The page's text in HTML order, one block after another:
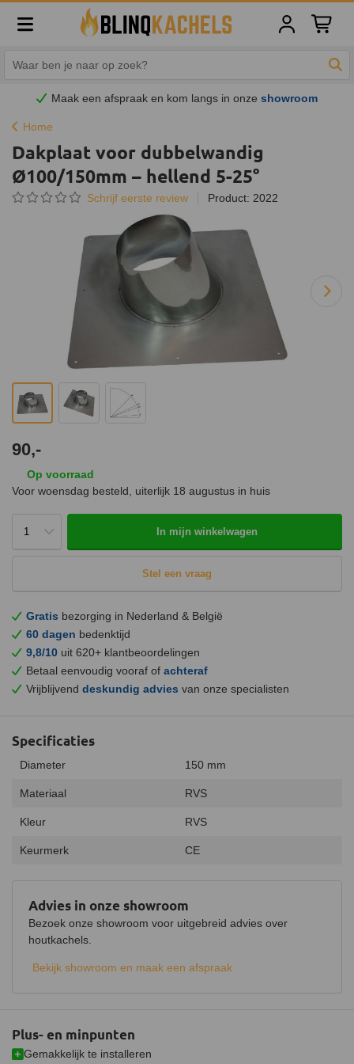
Maak een afspraak en kom langs in onzeshowroom
Home
Dakplaat voor dubbelwandig
Ø100/150mm – hellend 5-25°
Schrijf eerste review Product: 2022
90,-
Op voorraad
Voor woensdag besteld, uiterlijk 18 augustus in huis
In mijn winkelwagen
Stel een vraag
Gratis bezorging in Nederland & België
60 dagen bedenktijd
9,8/10 uit 620+ klantbeoordelingen
Betaal eenvoudig vooraf of achteraf
Vrijblijvend deskundig advies van onze specialisten
Plus- en minpunten
Gemakkelijk te installeren
Advies in onze showroom
Bezoek onze showroom voor uitgebreid advies over
houtkachels.
Bekijk showroom en maak een afspraak
Specificaties
Diameter 150 mm
Materiaal RVS
Kleur RVS
Keurmerk CE